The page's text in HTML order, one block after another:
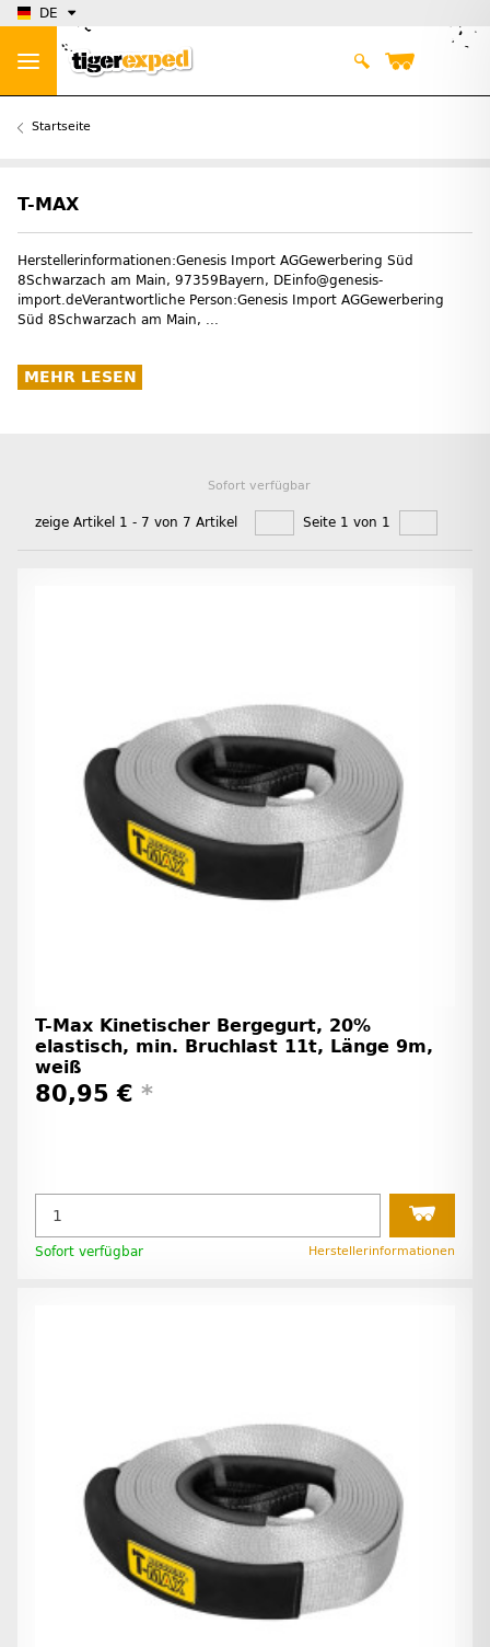
DE
Startseite
T-MAX
Herstellerinformationen:Genesis Import AGGewerbering Süd
8Schwarzach am Main, 97359Bayern, DEinfo@genesis-
import.deVerantwortliche Person:Genesis Import AGGewerbering
Süd 8Schwarzach am Main, ...
MEHR LESEN
Sofort verfügbar
zeige Artikel 1 - 7 von 7 Artikel Seite 1 von 1
T-Max Kinetischer Bergegurt, 20%
elastisch, min. Bruchlast 11t, Länge 9m,
weiß
80,95 € *
Sofort verfügbar Herstellerinformationen